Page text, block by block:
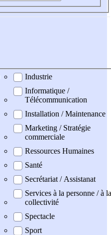
Industrie
Informatique /
Télécommunication
Installation / Maintenance
Marketing / Stratégie
commerciale
Ressources Humaines
Santé
Secrétariat / Assistanat
Services à la personne / à la
collectivité
Spectacle
Sport